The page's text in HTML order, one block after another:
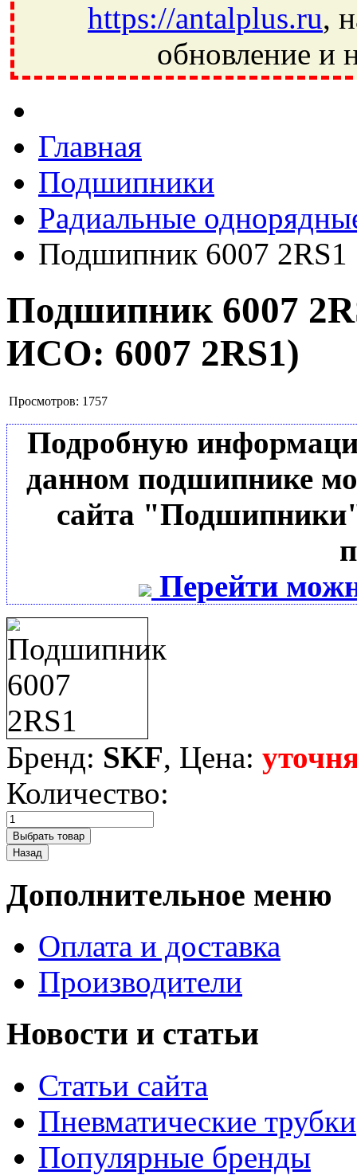
https://antalplus.ru,
обновление и
Ивантеевка, подшипники, пневматика, метизы, техника,
Главная
Подшипники
Радиальные
Подшипник 6007 2RS1
Подшипник 6007
ИСО: 6007 2RS1)
Просмотров: 1757
Подробную
данном подшипнике
сайта
Перейти
Бренд: SKF, Цена:
Количество:
Дополнительное меню
Оплата и доставка
Производители
Новости и статьи
Статьи сайта
Пневматические трубки
Популярные бренды